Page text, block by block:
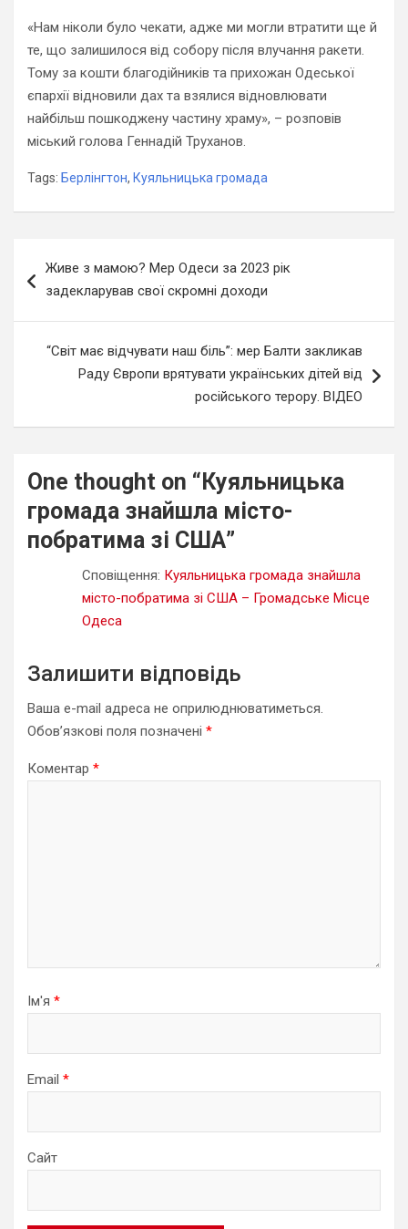
«Нам ніколи було чекати, адже ми могли втратити ще й
те, що залишилося від собору після влучання ракети.
Тому за кошти благодійників та прихожан Одеської
єпархії відновили дах та взялися відновлювати
найбільш пошкоджену частину храму», – розповів
міський голова Геннадій Труханов.
Tags: Берлінгтон, Куяльницька громада
записів
Живе з мамою? Мер Одеси за 2023 рік
задекларував свої скромні доходи
“Світ має відчувати наш біль”: мер Балти закликав
Раду Європи врятувати українських дітей від
російського терору. ВІДЕО
One thought on “ Куяльницька
громада знайшла місто-
побратима зі США”
Сповіщення: Куяльницька громада знайшла
місто-побратима зі США – Громадське Місце
Одеса
Залишити відповідь
Ваша e-mail адреса не оприлюднюватиметься.
Обов’язкові поля позначені *
Коментар *
Ім'я *
Email *
Сайт